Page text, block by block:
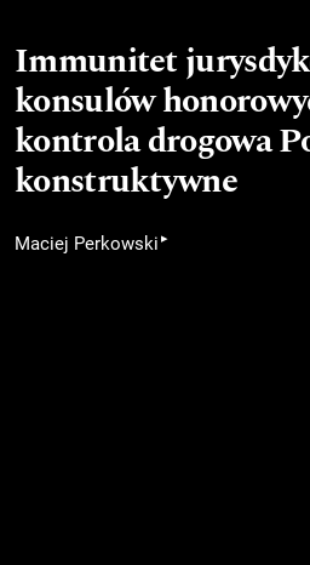
Immunitet
konsulów
kontrola drogowa
konstruktywne
Maciej Perkowski ▸